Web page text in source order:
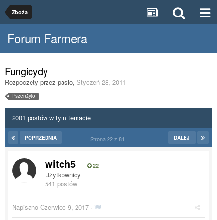
Zboża
Forum Farmera
Fungicydy
Rozpoczęty przez pasio, Styczeń 28, 2011
Pszenżyto
2001 postów w tym temacie
POPRZEDNIA DALEJ
Strona 22 z 81
witch5 22
Użytkownicy
541 postów
Napisano Czerwiec 9, 2017 ·